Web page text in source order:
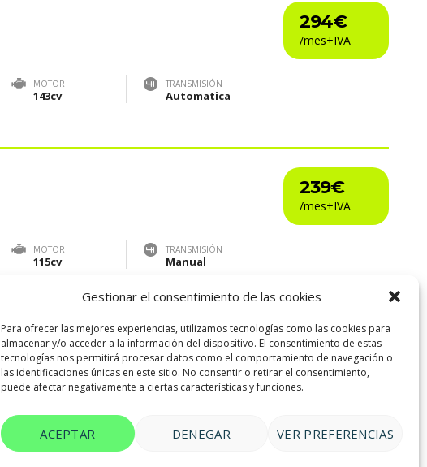
Gestionar el consentimiento de las cookies
Para ofrecer las mejores experiencias, utilizamos tecnologías como las cookies para
almacenar y/o acceder a la información del dispositivo. El consentimiento de estas
tecnologías nos permitirá procesar datos como el comportamiento de navegación o
las identificaciones únicas en este sitio. No consentir o retirar el consentimiento,
puede afectar negativamente a ciertas características y funciones.
ACEPTAR DENEGAR VER PREFERENCIAS
294€
MOTOR
143cv
TRANSMISIÓN
Automatica
239€
MOTOR
115cv
TRANSMISIÓN
Manual
3 … 10